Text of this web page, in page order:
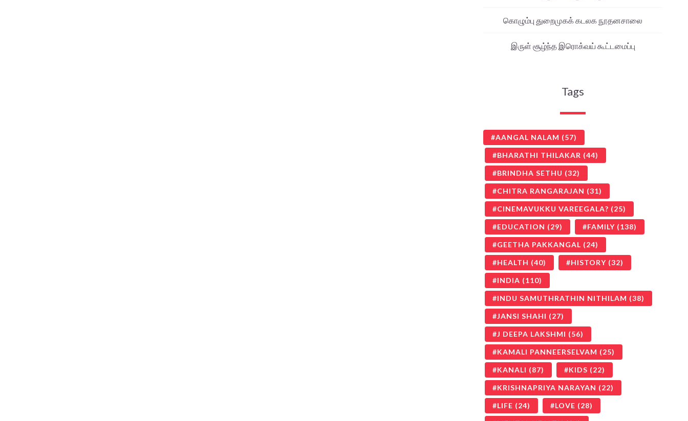
கொழும்பு துறைமுகக் கடலக நூதனசாலை
இருள் சூழ்ந்த இரொக்வய் கூட்டமைப்பு
Tags
AANGAL NALAM (57)
BHARATHI THILAKAR (44)
BRINDHA SETHU (32)
CHITRA RANGARAJAN (31)
CINEMAVUKKU VAREEGALA? (25)
EDUCATION (29) FAMILY (138)
GEETHA PAKKANGAL (24)
HEALTH (40) HISTORY (32)
INDIA (110)
INDU SAMUTHRATHIN NITHILAM (38)
JANSI SHAHI (27)
J DEEPA LAKSHMI (56)
KAMALI PANNEERSELVAM (25)
KANALI (87) KIDS (22)
KRISHNAPRIYA NARAYAN (22)
LIFE (24) LOVE (28)